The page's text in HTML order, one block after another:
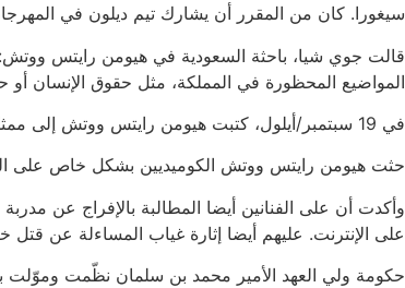
سيغورا. كان من المقرر أن يشارك تيم ديلون في
قالت جوي شيا، باحثة السعودية في هيومن رايتس
المواضيع المحظورة في المملكة، مثل حقوق الإنسان أو
في 19 سبتمبر/أيلول، كتبت هيومن رايتس ووتش إلى ممثلي وإدارة مجموعة من الكوميديين المشاركين المعلَنين لطلب لقاء حول أزمة حقوق الإنسان في السعودية. لم يرد الممثلون والإدارة.
حثت هيومن رايتس ووتش الكوميديين بشكل خاص على الدعوة علنا
على الإنترنت. عليهم أيضا إثارة غياب المساءلة عن قتل خاشقجي في